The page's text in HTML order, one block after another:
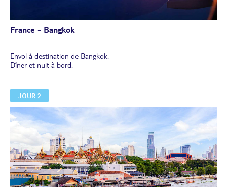
France - Bangkok
Envol à destination de Bangkok.
Dîner et nuit à bord.
JOUR 2